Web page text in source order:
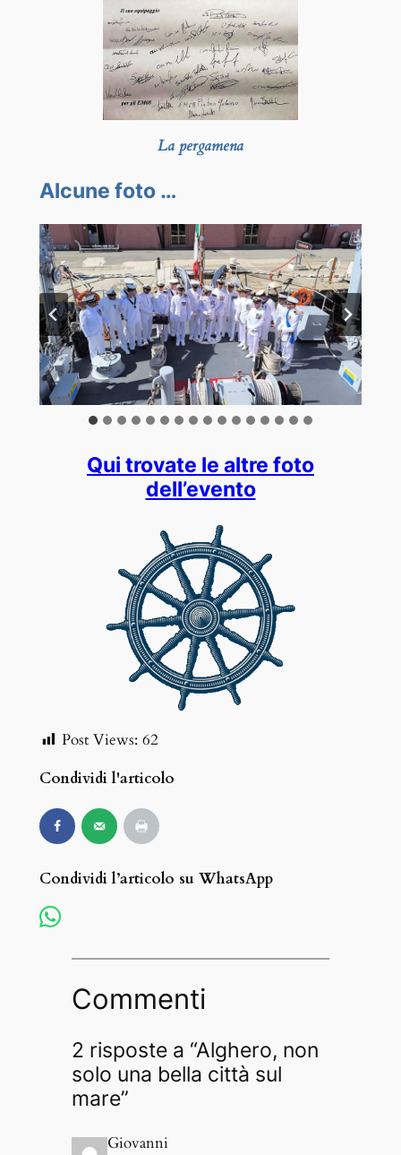
La pergamena
Alcune foto …
Qui trovate le altre foto
dell’evento
Post Views: 62
Condividi l'articolo
Condividi l’articolo su WhatsApp
Commenti
2 risposte a “Alghero, non
solo una bella città sul
mare”
Giovanni